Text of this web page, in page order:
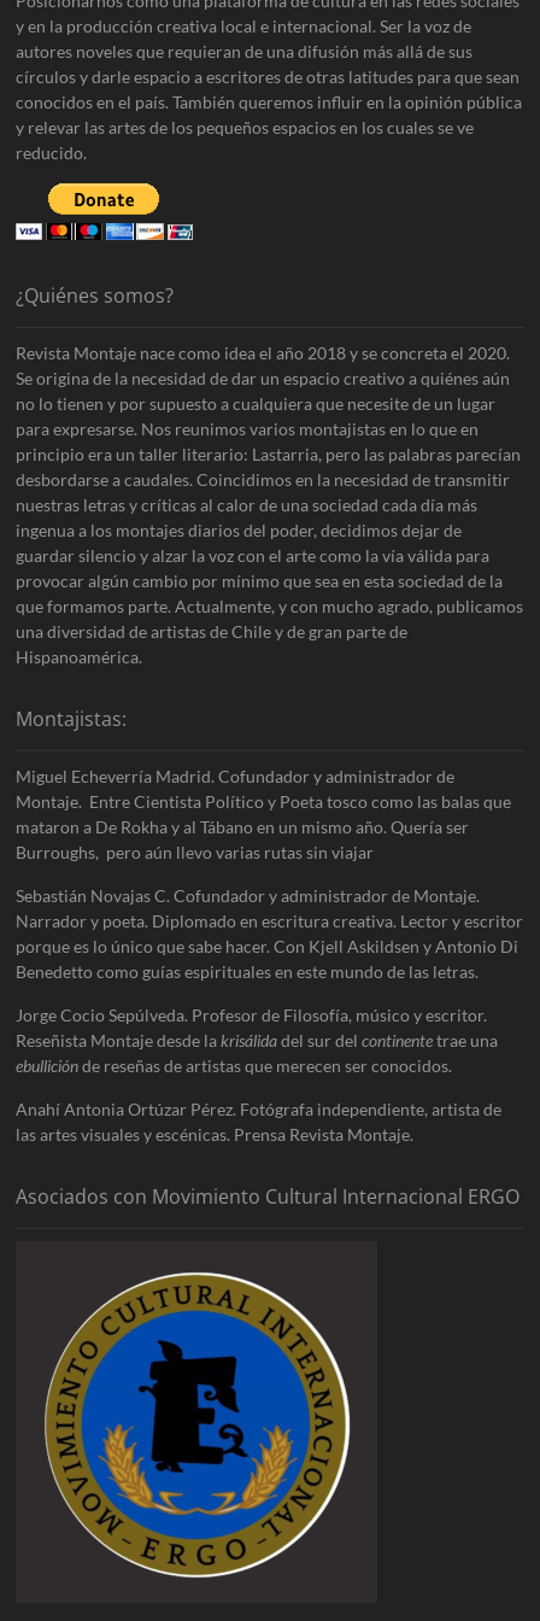
y en la producción creativa local e internacional. Ser la voz de
autores noveles que requieran de una difusión más allá de sus
círculos y darle espacio a escritores de otras latitudes para que sean
conocidos en el país. También queremos influir en la opinión pública
y relevar las artes de los pequeños espacios en los cuales se ve
reducido.
¿Quiénes somos?
Revista Montaje nace como idea el año 2018 y se concreta el 2020.
Se origina de la necesidad de dar un espacio creativo a quiénes aún
no lo tienen y por supuesto a cualquiera que necesite de un lugar
para expresarse. Nos reunimos varios montajistas en lo que en
principio era un taller literario: Lastarria, pero las palabras parecían
desbordarse a caudales. Coincidimos en la necesidad de transmitir
nuestras letras y críticas al calor de una sociedad cada día más
ingenua a los montajes diarios del poder, decidimos dejar de
guardar silencio y alzar la voz con el arte como la vía válida para
provocar algún cambio por mínimo que sea en esta sociedad de la
que formamos parte. Actualmente, y con mucho agrado, publicamos
una diversidad de artistas de Chile y de gran parte de
Hispanoamérica.
Montajistas:
Miguel Echeverría Madrid. Cofundador y administrador de
Montaje. Entre Cientista Político y Poeta tosco como las balas que
mataron a De Rokha y al Tábano en un mismo año. Quería ser
Burroughs, pero aún llevo varias rutas sin viajar
Sebastián Novajas C. Cofundador y administrador de Montaje.
Narrador y poeta. Diplomado en escritura creativa. Lector y escritor
porque es lo único que sabe hacer. Con Kjell Askildsen y Antonio Di
Benedetto como guías espirituales en este mundo de las letras.
Jorge Cocio Sepúlveda. Profesor de Filosofía, músico y escritor.
Reseñista Montaje desde lakrisálidadel sur delcontinentetrae una
ebulliciónde reseñas de artistas que merecen ser conocidos.
Anahí Antonia Ortúzar Pérez. Fotógrafa independiente, artista de
las artes visuales y escénicas. Prensa Revista Montaje.
Asociados con Movimiento Cultural Internacional ERGO